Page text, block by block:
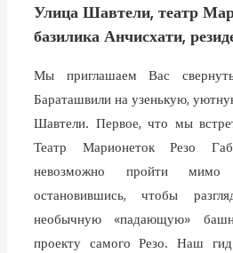
Улица Шавтели, театр
базилика Анчисхати,
Мы приглашаем Вас
Бараташвили на узенькую,
Шавтели. Первое, что мы
Театр Марионеток Резо
невозможно пройти
остановившись, чтобы
необычную «падающую»
проекту самого Резо. Наш